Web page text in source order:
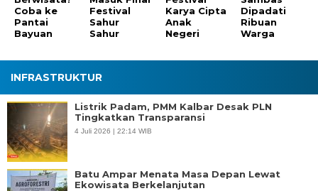
Coba ke
Pantai
Bayuan
Festival
Sahur
Sahur
Karya Cipta
Anak
Negeri
Dipadati
Ribuan
Warga
INFRASTRUKTUR
Listrik Padam, PMM Kalbar Desak PLN
Tingkatkan Transparansi
4 Juli 2026 | 22:14 WIB
Batu Ampar Menata Masa Depan Lewat
Ekowisata Berkelanjutan